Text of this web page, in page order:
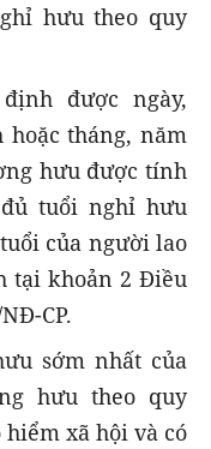
hưu theo quy
được ngày,
tháng, năm
hưu được tính
tuổi nghỉ hưu
của người lao
tại khoản 2 Điều
CP.
sớm nhất của
hưu theo quy
xã hội và có